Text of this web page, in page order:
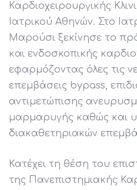
Καρδιοχειρουργικής
Ιατρικού Αθηνών. Στο
Μαρούσι ξεκίνησε το
και ενδοσκοπικής
εφαρμόζοντας όλες τις
επεμβάσεις bypass,
αντιμετώπισης
μαρμαρυγής καθώς και
διακαθετηριακών
Κατέχει τη θέση του
της Πανεπιστημιακής